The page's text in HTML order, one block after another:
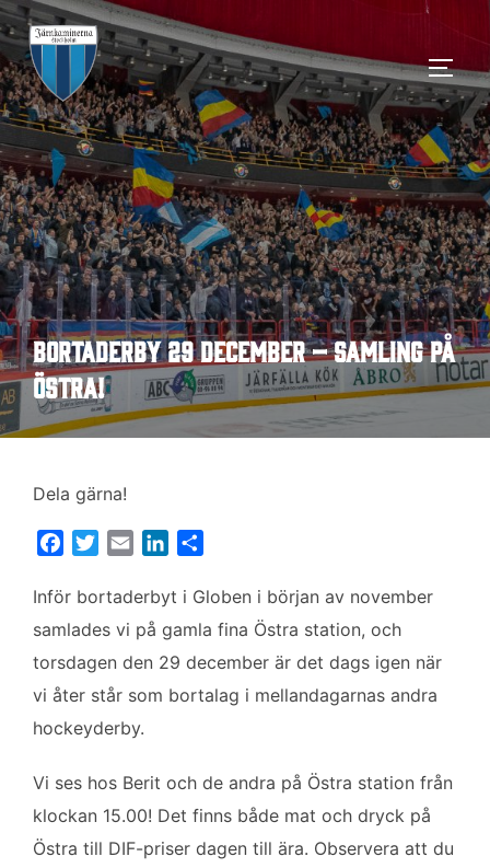
Hoppa
till
innehåll
SLÅ
Bortaderby 29 december – samling på
Östra!
Dela gärna!
c
e
o
o
k
i
t
e
r
a
i
l
n
k
e
d
I
l
a
Inför bortaderbyt i Globen i början av november
samlades vi på gamla fina Östra station, och
torsdagen den 29 december är det dags igen när
vi åter står som bortalag i mellandagarnas andra
hockeyderby.
Vi ses hos Berit och de andra på Östra station från
klockan 15.00! Det finns både mat och dryck på
Östra till DIF-priser dagen till ära. Observera att du